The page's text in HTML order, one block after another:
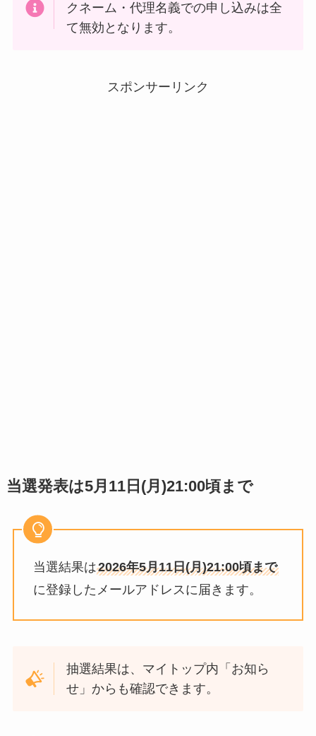
クネーム・代理名義での申し込みは全
て無効となります。
スポンサーリンク
当選発表は5月11日(月)21:00頃まで
当選結果は2026年5月11日(月)21:00頃まで
に登録したメールアドレスに届きます。
抽選結果は、マイトップ内「お知ら
せ」からも確認できます。